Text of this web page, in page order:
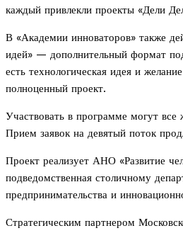
каждый привлекли проекты «Дели
В «Академии инноваторов» также
идей» — дополнительный формат
есть технологическая идея и
полноценный проект.
Участвовать в программе могут
Прием заявок на девятый поток
Проект реализует АНО «Развитие
подведомственная столичному
предпринимательства и
Стратегическим партнером